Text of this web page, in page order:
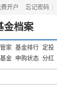
开户 忘记密码
金档案
家 基金排行 定投
金 申购状态 分红